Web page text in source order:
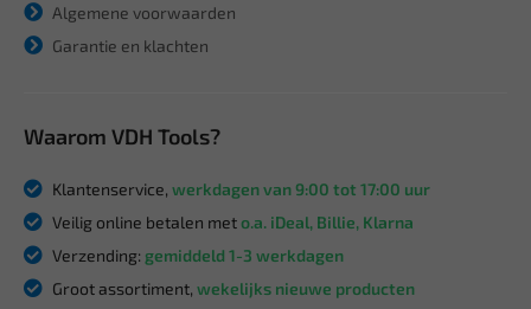
Algemene voorwaarden
Garantie en klachten
Waarom VDH Tools?
Klantenservice, werkdagen van 9:00 tot 17:00 uur
Veilig online betalen meto.a. iDeal, Billie, Klarna
Verzending: gemiddeld 1-3 werkdagen
Groot assortiment, wekelijks nieuwe producten